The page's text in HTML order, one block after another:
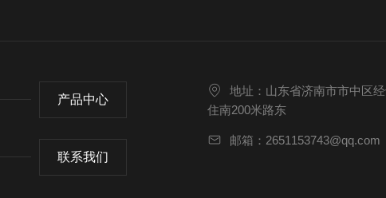
产品中心
联系我们
地址：山东省济南市市中区
住南200米路东
邮箱：2651153743@qq.com